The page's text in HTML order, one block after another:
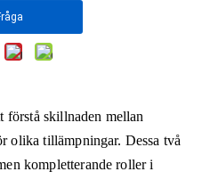
skillnaden mellan
olika tillämpningar. Dessa två
kompletterande roller i